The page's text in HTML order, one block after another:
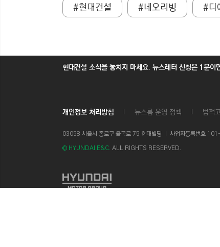
#현대건설 #네오리빙 #디
현대건설 소식을 놓치지 마세요. 뉴스레터 신청은 1분이
개인정보 처리방침 뉴스룸 운영 정책 법적
03058 서울시 종로구 율곡로 75 현대빌딩 ㅣ 사업자등록번호
© HYUNDAI E&C. ALL RIGHTS RESERVED.